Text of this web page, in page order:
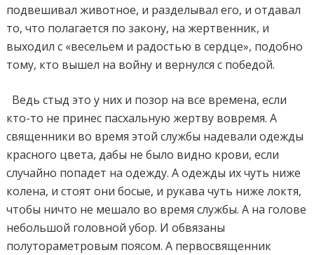
подвешивал животное, и разделывал его, и отдавал
то, что полагается по закону, на жертвенник, и
выходил с «весельем и радостью в сердце», подобно
тому, кто вышел на войну и вернулся с победой.
Ведь стыд это у них и позор на все времена, если
кто-то не принес пасхальную жертву вовремя. А
священники во время этой службы надевали одежды
красного цвета, дабы не было видно крови, если
случайно попадет на одежду. А одежды их чуть ниже
колена, и стоят они босые, и рукава чуть ниже локтя,
чтобы ничто не мешало во время службы. А на голове
небольшой головной убор. И обвязаны
полутораметровым поясом. А первосвященник